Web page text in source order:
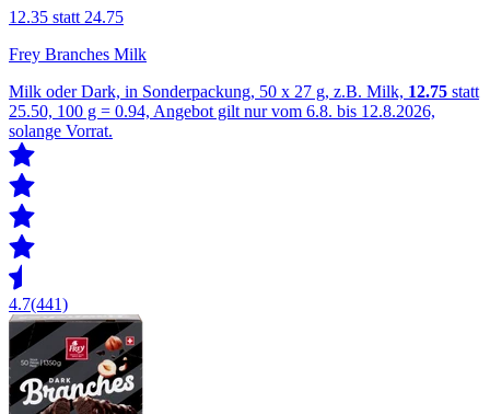
12.35 statt 24.75
Frey Branches Milk
Milk oder Dark, in Sonderpackung, 50 x 27 g, z.B. Milk, 12.75 statt
25.50, 100 g = 0.94, Angebot gilt nur vom 6.8. bis 12.8.2026,
solange Vorrat.
4.7(441)